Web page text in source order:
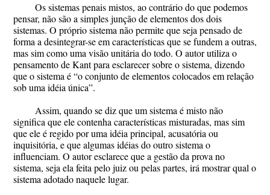
Os sistemas penais mistos, ao contrário do que podemos
pensar, não são a simples junção de elementos dos dois
sistemas. O próprio sistema não permite que seja pensado de
forma a desintegrar-se em características que se fundem a outras,
mas sim como uma visão unitária do todo. O autor utiliza o
pensamento de Kant para esclarecer sobre o sistema, dizendo
que o sistema é “o conjunto de elementos colocados em relação
sob uma idéia única”.
Assim, quando se diz que um sistema é misto não
significa que ele contenha características misturadas, mas sim
que ele é regido por uma idéia principal, acusatória ou
inquisitória, e que algumas idéias do outro sistema o
influenciam. O autor esclarece que a gestão da prova no
sistema, seja ela feita pelo juiz ou pelas partes, irá mostrar qual o
sistema adotado naquele lugar.